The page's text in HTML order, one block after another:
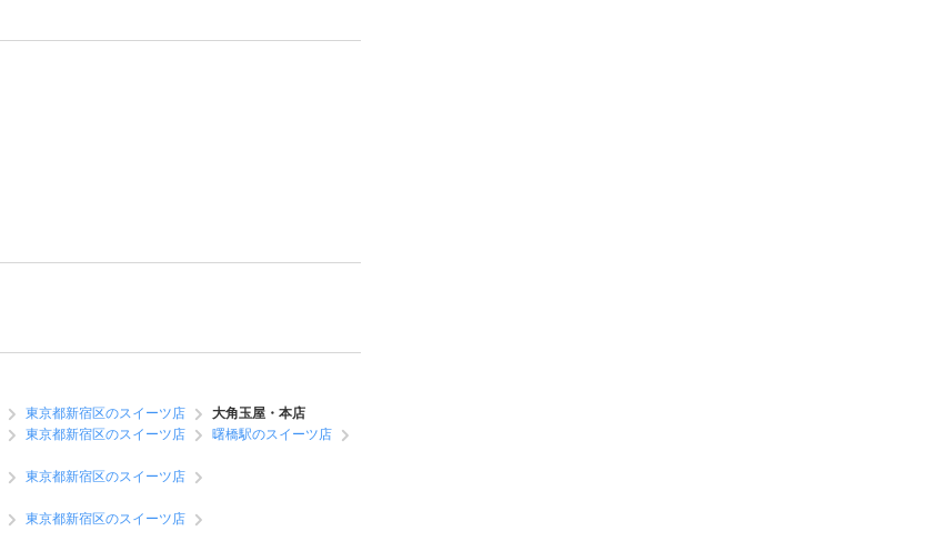
東京都新宿区のスイーツ店
大角玉屋・本店
東京都新宿区のスイーツ店
曙橋駅のスイーツ店
東京都新宿区のスイーツ店
東京都新宿区のスイーツ店